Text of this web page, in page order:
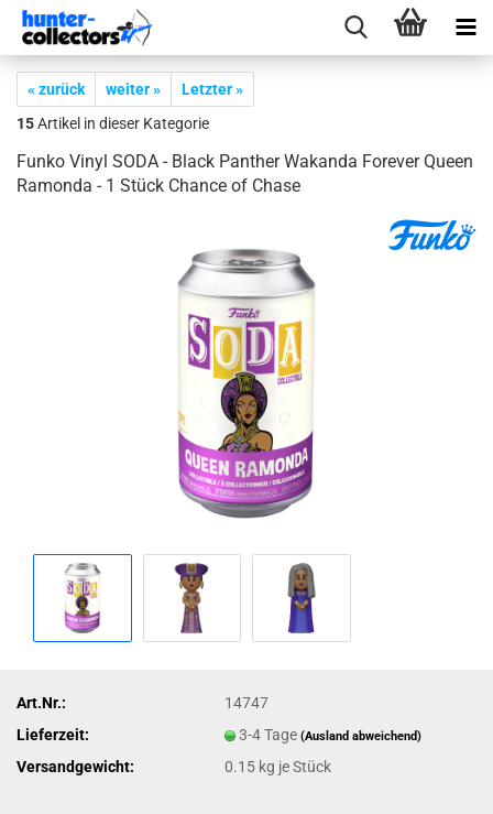
« zurück weiter »
Letzter »
15Artikel in dieser Kategorie
Funko Vinyl SODA - Black Pan­ther Wakan­da Fo­re­ver Queen
Ra­mon­da - 1 Stück Chan­ce of Chase
Art.Nr.:
14747
Lieferzeit:
3-4 Tage(Ausland abweichend)
Versandgewicht: 0.15 kg je Stück